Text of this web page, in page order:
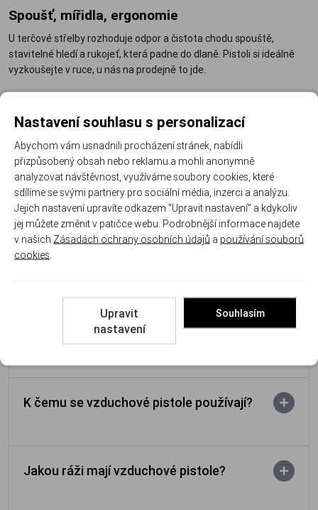
Spoušť, mířidla, ergonomie
U terčové střelby rozhoduje odpor a čistota chodu spouště,
stavitelné hledí a rukojeť, která padne do dlaně. Pistoli si ideálně
vyzkoušejte v ruce, u nás na prodejně to jde.
Náhradní díly pro vzduchovky– těsnění a drobné komponenty
pro dlouhou službu.
Střelecké brýle– ochrana očí patří i ke vzduchovkové střelbě.
Čištění zbraní– čistá hlaveň drží přesnost i u diabolek.
Výkonnější dlouhé vzduchovky najdete mezivětrovkami , ostatní
systémy v přehledu vzduchovky. A pokud hledáte palné pistole na
náboje, zamiřte do kategoriepistole.
Jaký je rozdíl mezi vzduchovkovou a
palnou pistolí?
K čemu se vzduchové pistole používají?
Jakou ráži mají vzduchové pistole?
Nastavení souhlasu s personalizací
Abychom vám usnadnili procházení stránek, nabídli
přizpůsobený obsah nebo reklamu a mohli anonymně
analyzovat návštěvnost, využíváme soubory cookies, které
sdílíme se svými partnery pro sociální média, inzerci a analýzu.
Jejich nastavení upravíte odkazem "Upravit nastavení" a kdykoliv
jej můžete změnit v patičce webu. Podrobnější informace najdete
v našich Zásadách ochrany osobních údajů a používání souborů
cookies
Upravit
nastavení
Souhlasím